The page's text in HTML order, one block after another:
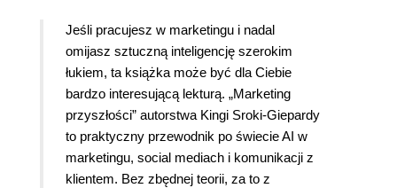
Jeśli pracujesz w marketingu i nadal
omijasz sztuczną inteligencję szerokim
łukiem, ta książka może być dla Ciebie
bardzo interesującą lekturą. „Marketing
przyszłości” autorstwa Kingi Sroki-Giepardy
to praktyczny przewodnik po świecie AI w
marketingu, social mediach i komunikacji z
klientem. Bez zbędnej teorii, za to z